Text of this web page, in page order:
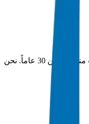
كن جزءاً من شركة تشكل صناعة الأنابيب منذ أكثر من 30 عاماً. نحن